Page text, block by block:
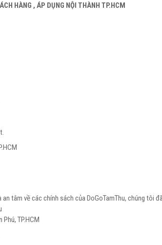
HÀNG , ÁP DỤNG NỘI THÀNH TP.HCM
tâm về các chính sách của DoGoTamThu, chúng tôi
TP.HCM